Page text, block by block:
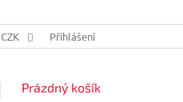
CZK Přihlášení
NÁKUPNÍ
Prázdný košík